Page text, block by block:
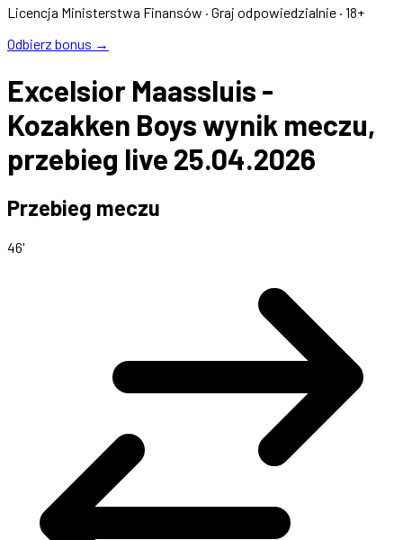
Licencja Ministerstwa Finansów · Graj odpowiedzialnie · 18+
Odbierz bonus →
Excelsior Maassluis -
Kozakken Boys wynik meczu,
przebieg live 25.04.2026
Przebieg meczu
46'